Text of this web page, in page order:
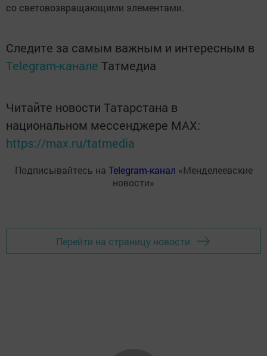
со световозвращающими элементами.
Следите за самым важным и интересным в
Telegram-канале Татмедиа
Читайте новости Татарстана в
национальном мессенджере MАХ:
https://max.ru/tatmedia
Подписывайтесь на Telegram-канал «Менделеевские
новости»
Перейти на страницу новости